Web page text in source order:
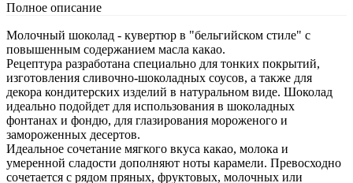
Полное описание
Молочный шоколад - кувертюр в "бельгийском стиле" с
повышенным содержанием масла какао.
Рецептура разработана специально для тонких покрытий,
изготовления сливочно-шоколадных соусов, а также для
декора кондитерских изделий в натуральном виде. Шоколад
идеально подойдет для использования в шоколадных
фонтанах и фондю, для глазирования мороженого и
замороженных десертов.
Идеальное сочетание мягкого вкуса какао, молока и
умеренной сладости дополняют ноты карамели. Превосходно
сочетается с рядом пряных, фруктовых, молочных или